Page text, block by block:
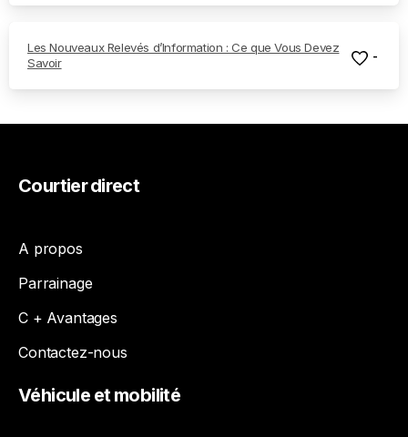
Les Nouveaux Relevés d’Information : Ce que Vous Devez
Savoir
-
Courtierdirect
A propos
Parrainage
C + Avantages
Contactez-nous
Véhicule etmobilité